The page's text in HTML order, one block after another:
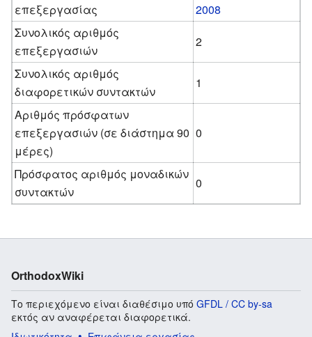
επεξεργασίας
2008
Συνολικός αριθμός
επεξεργασιών
2
Συνολικός αριθμός
διαφορετικών συντακτών
1
Αριθμός πρόσφατων
επεξεργασιών (σε διάστημα 90
μέρες)
0
Πρόσφατος αριθμός μοναδικών
συντακτών
0
OrthodoxWiki
Το περιεχόμενο είναι διαθέσιμο υπό GFDL / CC by-sa
εκτός αν αναφέρεται διαφορετικά.